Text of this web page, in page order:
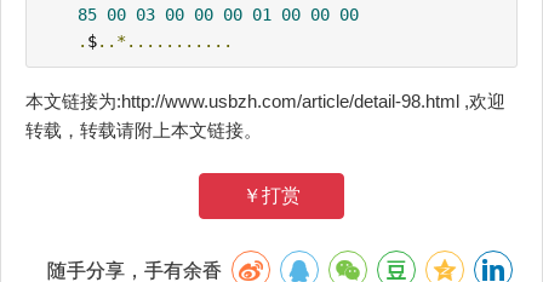
85 00 03 00 00 00 01 00 00 00
. $..*...........
本文链接为:http://www.usbzh.com/article/detail-98.html ,欢迎
转载，转载请附上本文链接。
￥打赏
随手分享，手有余香